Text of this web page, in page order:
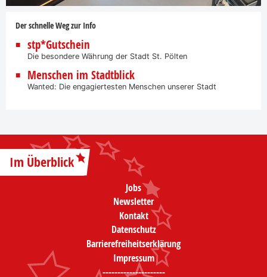
Der schnelle Weg zur Info
stp*Gutschein
Die besondere Währung der Stadt St. Pölten
Menschen im Stadtblick
Wanted: Die engagiertesten Menschen unserer Stadt
Im Überblick
Jobs
Newsletter
Kontakt
Datenschutz
Barrierefreiheitserklärung
Impressum
---------------------